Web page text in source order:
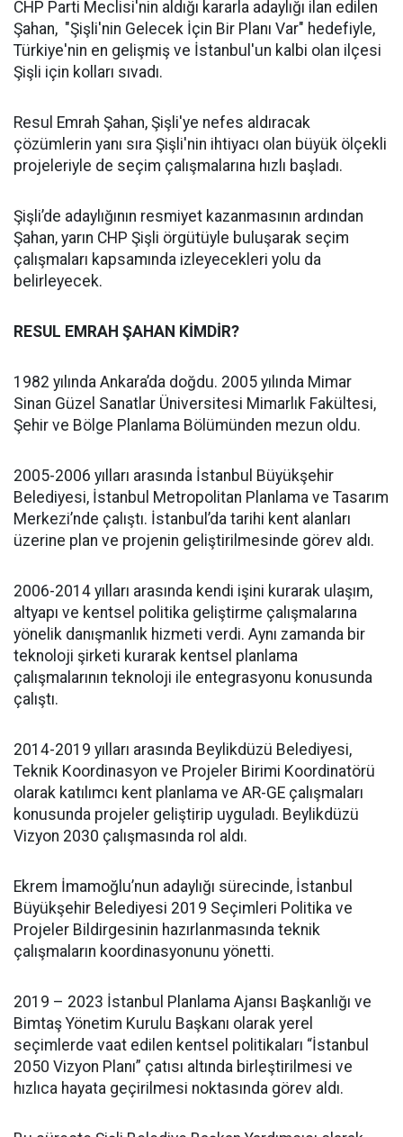
CHP Parti Meclisi'nin aldığı kararla adaylığı ilan edilen
Şahan, "Şişli'nin Gelecek İçin Bir Planı Var" hedefiyle,
Türkiye'nin en gelişmiş ve İstanbul'un kalbi olan ilçesi
Şişli için kolları sıvadı.
Resul Emrah Şahan, Şişli'ye nefes aldıracak
çözümlerin yanı sıra Şişli'nin ihtiyacı olan büyük ölçekli
projeleriyle de seçim çalışmalarına hızlı başladı.
Şişli’de adaylığının resmiyet kazanmasının ardından
Şahan, yarın CHP Şişli örgütüyle buluşarak seçim
çalışmaları kapsamında izleyecekleri yolu da
belirleyecek.
RESUL EMRAH ŞAHAN KİMDİR?
1982 yılında Ankara’da doğdu. 2005 yılında Mimar
Sinan Güzel Sanatlar Üniversitesi Mimarlık Fakültesi,
Şehir ve Bölge Planlama Bölümünden mezun oldu.
2005-2006 yılları arasında İstanbul Büyükşehir
Belediyesi, İstanbul Metropolitan Planlama ve Tasarım
Merkezi’nde çalıştı. İstanbul’da tarihi kent alanları
üzerine plan ve projenin geliştirilmesinde görev aldı.
2006-2014 yılları arasında kendi işini kurarak ulaşım,
altyapı ve kentsel politika geliştirme çalışmalarına
yönelik danışmanlık hizmeti verdi. Aynı zamanda bir
teknoloji şirketi kurarak kentsel planlama
çalışmalarının teknoloji ile entegrasyonu konusunda
çalıştı.
2014-2019 yılları arasında Beylikdüzü Belediyesi,
Teknik Koordinasyon ve Projeler Birimi Koordinatörü
olarak katılımcı kent planlama ve AR-GE çalışmaları
konusunda projeler geliştirip uyguladı. Beylikdüzü
Vizyon 2030 çalışmasında rol aldı.
Ekrem İmamoğlu’nun adaylığı sürecinde, İstanbul
Büyükşehir Belediyesi 2019 Seçimleri Politika ve
Projeler Bildirgesinin hazırlanmasında teknik
çalışmaların koordinasyonunu yönetti.
2019 – 2023 İstanbul Planlama Ajansı Başkanlığı ve
Bimtaş Yönetim Kurulu Başkanı olarak yerel
seçimlerde vaat edilen kentsel politikaları “İstanbul
2050 Vizyon Planı” çatısı altında birleştirilmesi ve
hızlıca hayata geçirilmesi noktasında görev aldı.